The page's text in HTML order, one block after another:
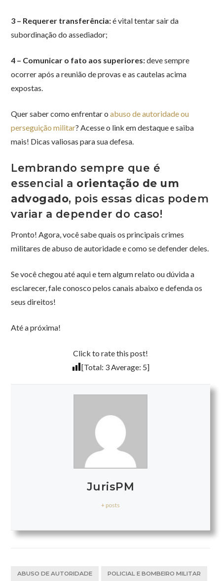
3 – Requerer transferência:é vital tentar sair da
subordinação do assediador;
4 – Comunicar o fato aos superiores:deve sempre
ocorrer após a reunião de provas e as cautelas acima
expostas.
Quer saber como enfrentar oabuso de autoridade ou
perseguição militar? Acesse o link em destaque e saiba
mais! Dicas valiosas para sua defesa.
Lembrando sempre que é
essencial a orientação de um
advogado, pois essas dicas podem
variar a depender do caso!
Pronto! Agora, você sabe quais os principais crimes
militares de abuso de autoridade e como se defender deles.
Se você chegou até aqui e tem algum relato ou dúvida a
esclarecer, fale conosco pelos canais abaixo e defenda os
seus direitos!
Até a próxima!
Click to rate this post!
[Total: 3Average: 5]
JurisPM
+ posts
ABUSO DE AUTORIDADE POLICIAL E BOMBEIRO MILITAR